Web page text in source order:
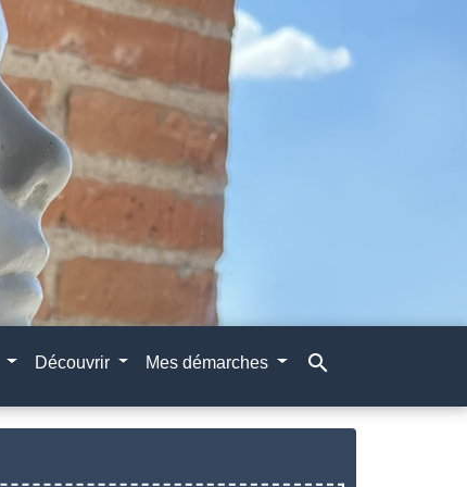
Découvrir Mes démarches search